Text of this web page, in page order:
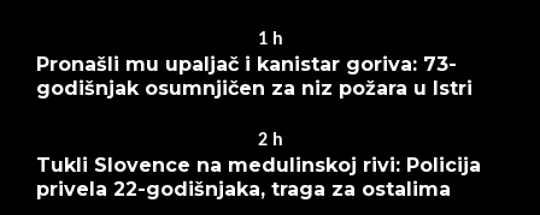
1 h
Pronašli mu upaljač i kanistar goriva: 73-
godišnjak osumnjičen za niz požara u Istri
2 h
Tukli Slovence na medulinskoj rivi: Policija
privela 22-godišnjaka, traga za ostalima